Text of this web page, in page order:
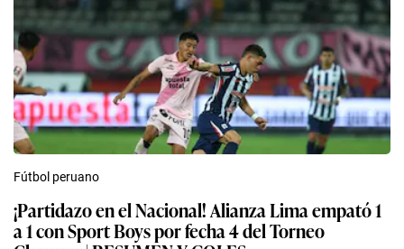
Fútbol peruano
¡Partidazo en el Nacional! Alianza Lima empató 1
a 1 con Sport Boys por fecha 4 del Torneo